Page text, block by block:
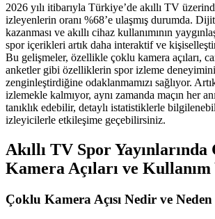
2026 yılı itibarıyla Türkiye’de akıllı TV
izleyenlerin oranı %68’e ulaşmış durumda.
kazanması ve akıllı cihaz kullanımının
spor içerikleri artık daha interaktif ve
Bu gelişmeler, özellikle çoklu kamera açıları,
anketler gibi özelliklerin spor izleme deneyimini
zenginleştirdiğine odaklanmamızı sağlıyor.
izlemekle kalmıyor, aynı zamanda maçın her
tanıklık edebilir, detaylı istatistiklerle
izleyicilerle etkileşime geçebilirsiniz.
Akıllı TV Spor Yayınlarında
Kamera Açıları ve Kullanım
Çoklu Kamera Açısı Nedir ve